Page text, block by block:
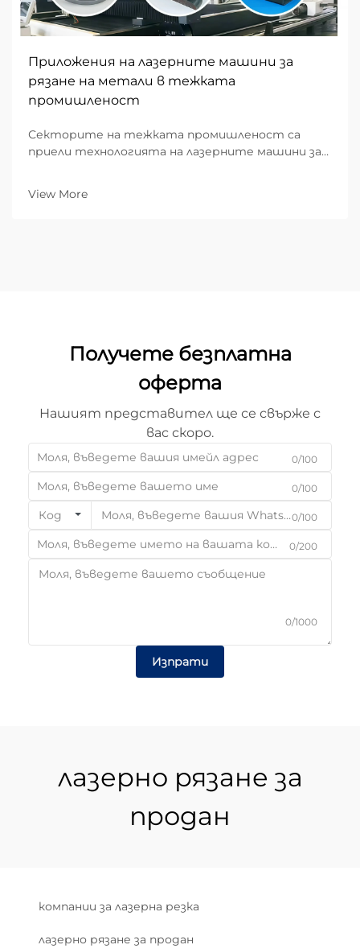
Приложения на лазерните машини за
рязане на метали в тежката
промишленост
Секторите на тежката промишленост са
приели технологията на лазерните машини за
операции по метална обработка. Тези
View More
Получете безплатна
оферта
Нашият представител ще се свърже с
вас скоро.
0/100
0/100
Код 0/100
0/200
0/1000
Изпрати
лазерно рязане за
продан
компании за лазерна резка
лазерно рязане за продан